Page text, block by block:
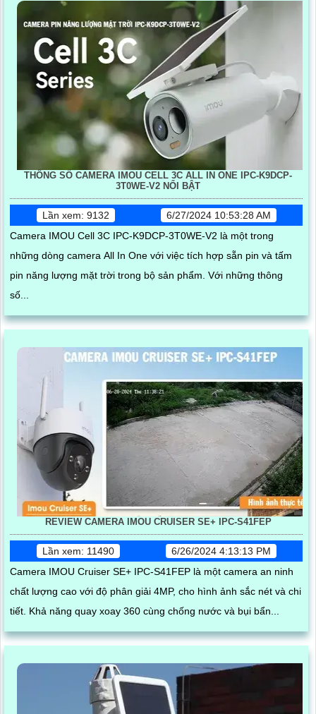
THÔNG SỐ CAMERA IMOU CELL 3C ALL IN ONE IPC-K9DCP-
3T0WE-V2 NỔI BẬT
Lần xem: 9132
6/27/2024 10:53:28 AM
Camera IMOU Cell 3C IPC-K9DCP-3T0WE-V2 là một trong
những dòng camera All In One với việc tích hợp sẵn pin và tấm
pin năng lượng mặt trời trong bộ sản phẩm. Với những thông
số...
REVIEW CAMERA IMOU CRUISER SE+ IPC-S41FEP
Lần xem: 11490
6/26/2024 4:13:13 PM
Camera IMOU Cruiser SE+ IPC-S41FEP là một camera an ninh
chất lượng cao với độ phân giải 4MP, cho hình ảnh sắc nét và chi
tiết. Khả năng quay xoay 360 cùng chống nước và bụi bẩn...